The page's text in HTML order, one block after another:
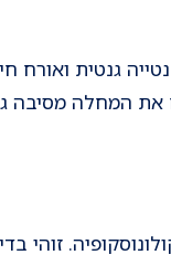
גנטית ואורח
את המחלה מסיבה
זוהי